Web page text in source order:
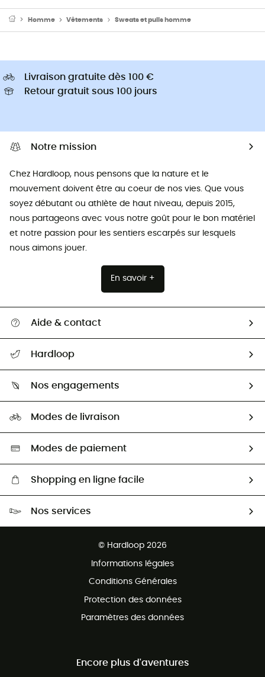
Homme Vêtements Sweats et pulls homme
Livraison gratuite dès 100 €
Retour gratuit sous 100 jours
Notre mission
Chez Hardloop, nous pensons que la nature et le
mouvement doivent être au coeur de nos vies. Que vous
soyez débutant ou athlète de haut niveau, depuis 2015,
nous partageons avec vous notre goût pour le bon matériel
et notre passion pour les sentiers escarpés sur lesquels
nous aimons jouer.
En savoir +
Aide & contact
Retour & remboursement
Guide des tailles
Seconde Main
Aide & Contact
Hardloop
HardGuides
Nos engagements
Sélection éco-responsable
Modes de livraison
Modes de paiement
Shopping en ligne facile
Nos services
© Hardloop 2026
Informations légales
Conditions Générales
Protection des données
Paramètres des données
Encore plus d'aventures